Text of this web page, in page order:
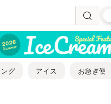
グ アイス お急ぎ便